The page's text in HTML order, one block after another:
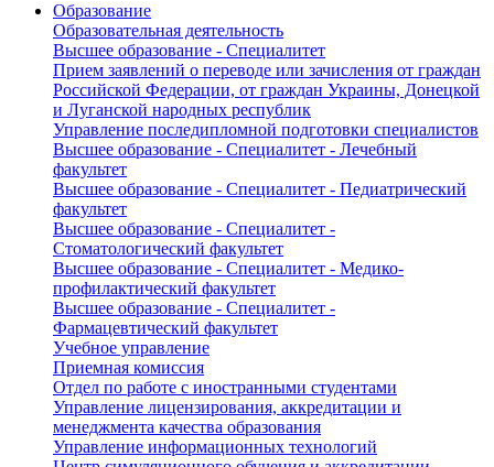
Образование
Образовательная деятельность
Высшее образование - Специалитет
Прием заявлений о переводе или зачисления от граждан
Российской Федерации, от граждан Украины, Донецкой
и Луганской народных республик
Управление последипломной подготовки специалистов
Высшее образование - Специалитет - Лечебный
факультет
Высшее образование - Специалитет - Педиатрический
факультет
Высшее образование - Специалитет -
Стоматологический факультет
Высшее образование - Специалитет - Медико-
профилактический факультет
Высшее образование - Специалитет -
Фармацевтический факультет
Учебное управление
Приемная комиссия
Отдел по работе с иностранными студентами
Управление лицензирования, аккредитации и
менеджмента качества образования
Управление информационных технологий